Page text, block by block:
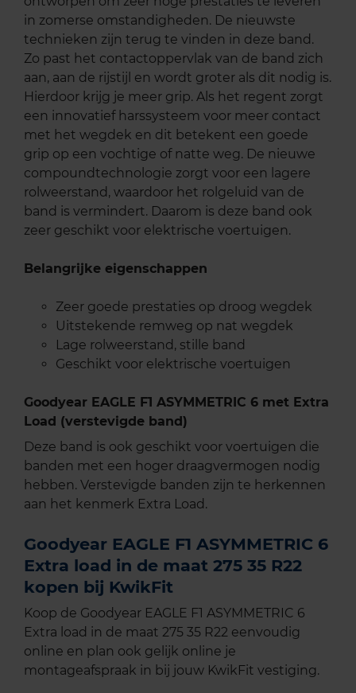
in zomerse omstandigheden. De nieuwste
technieken zijn terug te vinden in deze band.
Zo past het contactoppervlak van de band zich
aan, aan de rijstijl en wordt groter als dit nodig is.
Hierdoor krijg je meer grip. Als het regent zorgt
een innovatief harssysteem voor meer contact
met het wegdek en dit betekent een goede
grip op een vochtige of natte weg. De nieuwe
compoundtechnologie zorgt voor een lagere
rolweerstand, waardoor het rolgeluid van de
band is vermindert. Daarom is deze band ook
zeer geschikt voor elektrische voertuigen.
Belangrijke eigenschappen
Zeer goede prestaties op droog wegdek
Uitstekende remweg op nat wegdek
Lage rolweerstand, stille band
Geschikt voor elektrische voertuigen
Goodyear EAGLE F1 ASYMMETRIC 6 met Extra
Load (verstevigde band)
Deze band is ook geschikt voor voertuigen die
banden met een hoger draagvermogen nodig
hebben. Verstevigde banden zijn te herkennen
aan het kenmerk Extra Load.
Goodyear EAGLE F1 ASYMMETRIC 6
Extra load in de maat 275 35 R22
kopen bij KwikFit
Koop de Goodyear EAGLE F1 ASYMMETRIC 6
Extra load in de maat 275 35 R22 eenvoudig
online en plan ook gelijk online je
montageafspraak in bij jouw KwikFit vestiging.